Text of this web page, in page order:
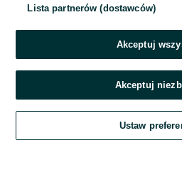
Zadzwoń /
Szukaj Obserwujesz Dodaj
Lista partnerów (dostawców)
Akceptuj
Akceptuj
Ustaw